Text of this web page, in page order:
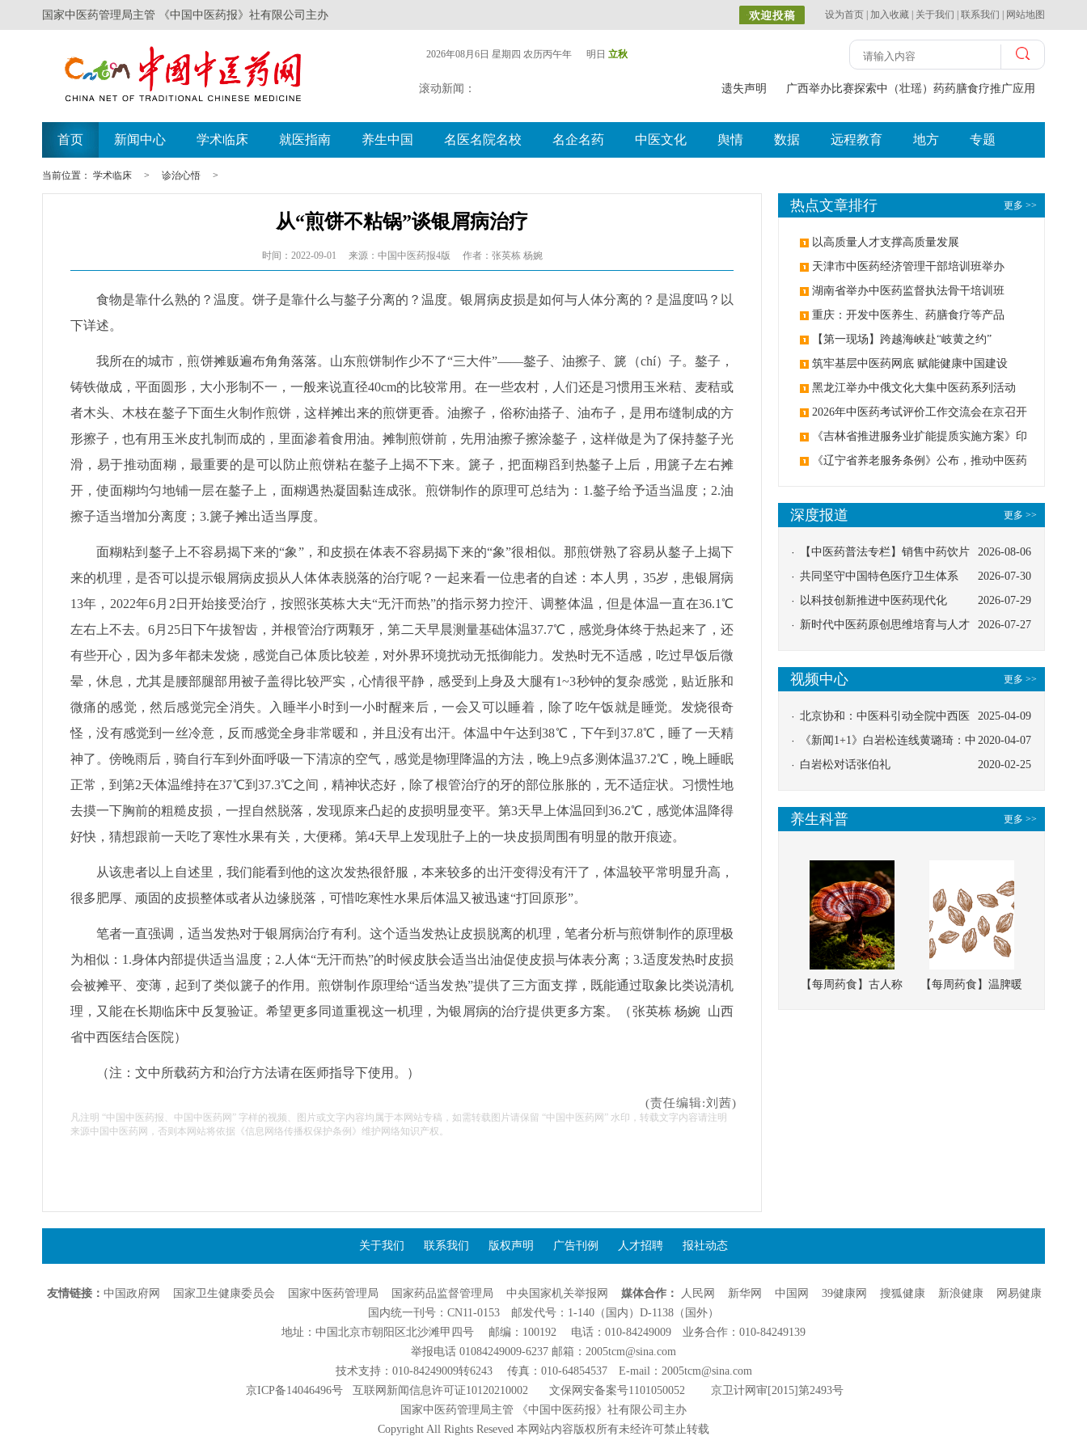
国家中医药管理局主管 《中国中医药报》社有限公司主办 设为首页 加入收藏 关于我们 联系我们 网站地图
2026年08月6日 星期四 农历丙午年 明日 立秋
滚动新闻： 遗失声明 广西举办比赛探索中（壮瑶）药药膳食疗推广应用
首页 新闻中心 学术临床 就医指南 养生中国 名医名院名校 名企名药 中医文化 舆情 数据 远程教育 地方 专题
当前位置： 学术临床 > 诊治心悟 >
从“煎饼不粘锅”谈银屑病治疗
时间：2022-09-01 来源：中国中医药报4版 作者：张英栋 杨婉
食物是靠什么熟的？温度。饼子是靠什么与鏊子分离的？温度。银屑病皮损是如何与人体分离的？是温度吗？以
下详述。
我所在的城市，煎饼摊贩遍布角角落落。山东煎饼制作少不了“三大件”——鏊子、油擦子、篪（chí）子。鏊子，
铸铁做成，平面圆形，大小形制不一，一般来说直径40cm的比较常用。在一些农村，人们还是习惯用玉米秸、麦秸或
者木头、木枝在鏊子下面生火制作煎饼，这样摊出来的煎饼更香。油擦子，俗称油搭子、油布子，是用布缝制成的方
形擦子，也有用玉米皮扎制而成的，里面渗着食用油。摊制煎饼前，先用油擦子擦涂鏊子，这样做是为了保持鏊子光
滑，易于推动面糊，最重要的是可以防止煎饼粘在鏊子上揭不下来。篪子，把面糊舀到热鏊子上后，用篪子左右摊
开，使面糊均匀地铺一层在鏊子上，面糊遇热凝固黏连成张。煎饼制作的原理可总结为：1.鏊子给予适当温度；2.油
擦子适当增加分离度；3.篪子摊出适当厚度。
面糊粘到鏊子上不容易揭下来的“象”，和皮损在体表不容易揭下来的“象”很相似。那煎饼熟了容易从鏊子上揭下
来的机理，是否可以提示银屑病皮损从人体体表脱落的治疗呢？一起来看一位患者的自述：本人男，35岁，患银屑病
13年，2022年6月2日开始接受治疗，按照张英栋大夫“无汗而热”的指示努力控汗、调整体温，但是体温一直在36.1℃
左右上不去。6月25日下午拔智齿，并根管治疗两颗牙，第二天早晨测量基础体温37.7℃，感觉身体终于热起来了，还
有些开心，因为多年都未发烧，感觉自己体质比较差，对外界环境扰动无抵御能力。发热时无不适感，吃过早饭后微
晕，休息，尤其是腰部腿部用被子盖得比较严实，心情很平静，感受到上身及大腿有1~3秒钟的复杂感觉，贴近胀和
微痛的感觉，然后感觉完全消失。入睡半小时到一小时醒来后，一会又可以睡着，除了吃午饭就是睡觉。发烧很奇
怪，没有感觉到一丝冷意，反而感觉全身非常暖和，并且没有出汗。体温中午达到38℃，下午到37.8℃，睡了一天精
神了。傍晚雨后，骑自行车到外面呼吸一下清凉的空气，感觉是物理降温的方法，晚上9点多测体温37.2℃，晚上睡眠
正常，到第2天体温维持在37℃到37.3℃之间，精神状态好，除了根管治疗的牙的部位胀胀的，无不适症状。习惯性地
去摸一下胸前的粗糙皮损，一捏自然脱落，发现原来凸起的皮损明显变平。第3天早上体温回到36.2℃，感觉体温降得
好快，猜想跟前一天吃了寒性水果有关，大便稀。第4天早上发现肚子上的一块皮损周围有明显的散开痕迹。
从该患者以上自述里，我们能看到他的这次发热很舒服，本来较多的出汗变得没有汗了，体温较平常明显升高，
很多肥厚、顽固的皮损整体或者从边缘脱落，可惜吃寒性水果后体温又被迅速“打回原形”。
笔者一直强调，适当发热对于银屑病治疗有利。这个适当发热让皮损脱离的机理，笔者分析与煎饼制作的原理极
为相似：1.身体内部提供适当温度；2.人体“无汗而热”的时候皮肤会适当出油促使皮损与体表分离；3.适度发热时皮损
会被摊平、变薄，起到了类似篪子的作用。煎饼制作原理给“适当发热”提供了三方面支撑，既能通过取象比类说清机
理，又能在长期临床中反复验证。希望更多同道重视这一机理，为银屑病的治疗提供更多方案。（张英栋 杨婉 山西
省中西医结合医院）
（注：文中所载药方和治疗方法请在医师指导下使用。）
(责任编辑:刘茜)
凡注明 “中国中医药报、中国中医药网” 字样的视频、图片或文字内容均属于本网站专稿，如需转载图片请保留 “中国中医药网” 水印，转载文字内容请注明
来源中国中医药网，否则本网站将依据《信息网络传播权保护条例》维护网络知识产权。
更多 >>
热点文章排行
以高质量人才支撑高质量发展
天津市中医药经济管理干部培训班举办
湖南省举办中医药监督执法骨干培训班
重庆：开发中医养生、药膳食疗等产品
【第一现场】跨越海峡赴“岐黄之约”
筑牢基层中医药网底 赋能健康中国建设
黑龙江举办中俄文化大集中医药系列活动
2026年中医药考试评价工作交流会在京召开
《吉林省推进服务业扩能提质实施方案》印
发：创建中医类国家医学中心
《辽宁省养老服务条例》公布，推动中医药
更多 >>
深度报道
2026-08-06
【中医药普法专栏】销售中药饮片
应告知煎服方法及注意事项
2026-07-30
共同坚守中国特色医疗卫生体系
2026-07-29
以科技创新推进中医药现代化
2026-07-27
新时代中医药原创思维培育与人才
更多 >>
视频中心
2025-04-09
北京协和：中医科引动全院中西医
协同
2020-04-07
《新闻1+1》白岩松连线黄璐琦：中
医救治的临床效果
2020-02-25
白岩松对话张伯礼
更多 >>
养生科普
【每周药食】古人称
【每周药食】温脾暖
关于我们 联系我们 版权声明 广告刊例 人才招聘 报社动态
友情链接： 中国政府网 国家卫生健康委员会 国家中医药管理局 国家药品监督管理局 中央国家机关举报网 媒体合作： 人民网 新华网 中国网 39健康网 搜狐健康 新浪健康
网易健康
国内统一刊号：CN11-0153 邮发代号：1-140（国内）D-1138（国外）
地址：中国北京市朝阳区北沙滩甲四号 邮编：100192 电话：010-84249009 业务合作：010-84249139
举报电话 01084249009-6237 邮箱：2005tcm@sina.com
技术支持：010-84249009转6243 传真：010-64854537 E-mail：2005tcm@sina.com
京ICP备14046496号
互联网新闻信息许可证10120210002文保网安备案号1101050052 京卫计网审[2015]第2493号
国家中医药管理局主管 《中国中医药报》社有限公司主办
Copyright All Rights Reseved 本网站内容版权所有未经许可禁止转载